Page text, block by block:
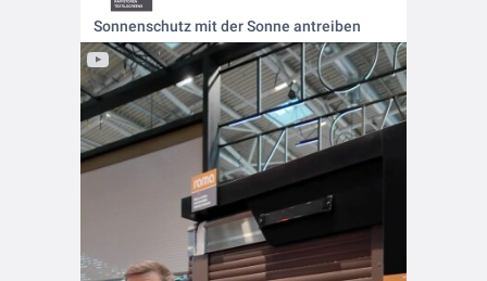
Sonnenschutz mit der Sonne antreiben